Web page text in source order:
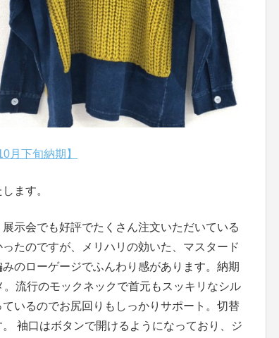
月下旬納期】
ます。
示会でも好評でたくさん注文いただいている
たのですが、メリハリの効いた、マスタード
のローゲージでふんわり感があります。納期
流行のモックネックで首元もスッキリなシル
いるのでお尻回りもしっかりサポート。切替
袖口はボタンで開けるようになっており、ジ